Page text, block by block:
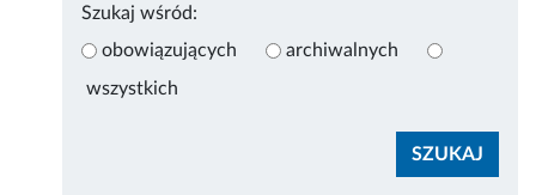
Szukaj wśród:
obowiązujących
archiwalnych
wszystkich